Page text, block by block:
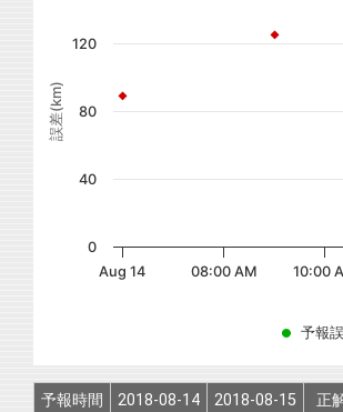
誤差(km)
予報
Aug 14 08:00 AM 10:00
0
40
80
120
予報時間 2018-08-14 2018-08-15 正